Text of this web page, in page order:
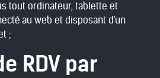
tout ordinateur, tablette et
au web et disposant d'un
;
RDV par